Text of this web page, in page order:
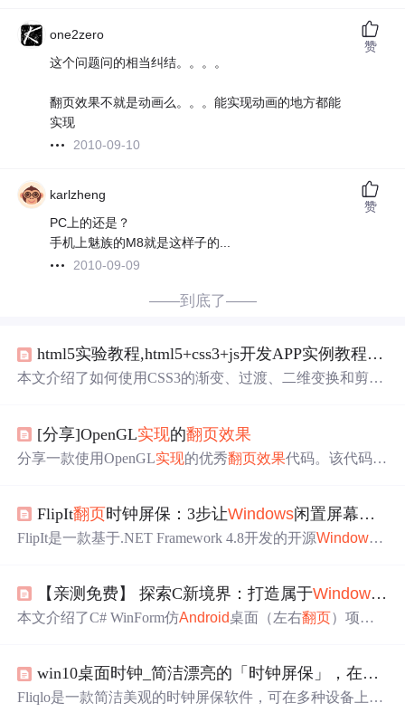
one2zero
这个问题问的相当纠结。。。。
翻页效果不就是动画么。。。能实现动画的地方都能
实现
2010-09-10
赞
karlzheng
PC上的还是？
手机上魅族的M8就是这样子的...
2010-09-09
赞
——到底了——
html5实验教程,html5+css3+js开发APP实例教程1 -- 文字列表
本文介绍了如何使用CSS3的渐变、过渡、二维变换和剪裁
放置以及内容居中或顶部对齐的布局技巧。同时，文章提
到了HTML5/CSS/JavaScript在安卓和iOS应用开发中的应
用。
[分享]OpenGL实现的翻页效果
分享一款使用OpenGL实现的优秀翻页效果代码。该代码由
FlipIt翻页时钟屏保：3步让Windows闲置屏幕变身优雅时间艺术品
FlipIt是一款基于.NET Framework 4.8开发的开源Windows
独立配置，并采用模块化架构保障稳定性与低资源占用。
适用于跨时区工作者、视觉设计爱好者及C#教学示范场
【亲测免费】 探索C新境界：打造属于Windows 的
本文介绍了C# WinForm仿Android桌面（左右翻页）项
体验、简单集成和创意无限，为用户带来桌面体验革新。
win10桌面时钟_简洁漂亮的「时钟屏保」，在你的屏幕上显示
Fliqlo是一款简洁美观的时钟屏保软件，可在多种设备上显